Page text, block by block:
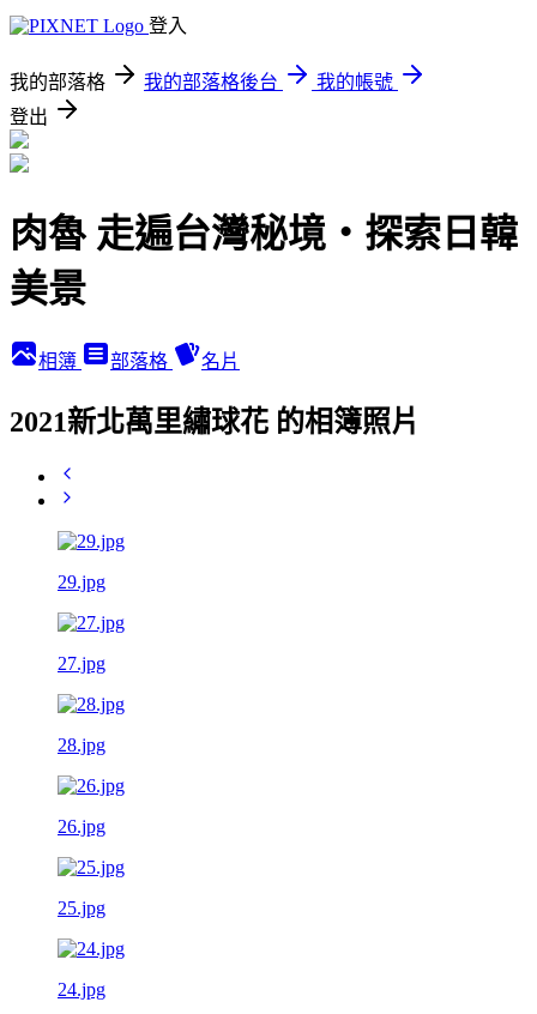
登入
我的部落格 我的部落格後台
我的帳號
登出
肉魯 走遍台灣秘境・探索日韓
美景
相簿 部落格 名片
2021新北萬里繡球花 的相簿照片
29.jpg
27.jpg
28.jpg
26.jpg
25.jpg
24.jpg